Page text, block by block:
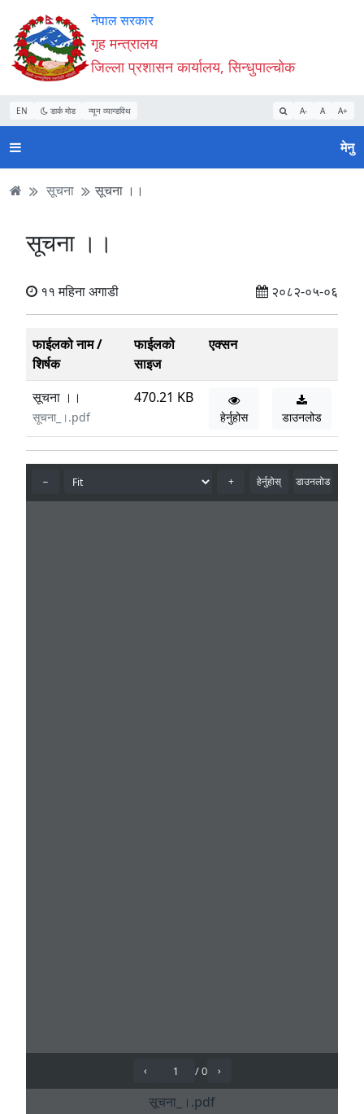
Accessibility
Mode
सुरु
गर्नुहोस्
सामाग्री
पढ्नुहाेस्
नेभिगेसन
पढ्नुहाेस्
वेबसाइट
खोजमा
जानुहोस्
नेपाल सरकार
गृह मन्त्रालय
जिल्ला प्रशासन कार्यालय, सिन्धुपाल्चोक
EN डार्क मोड न्यून व्यान्डविथ A- A A+
मेनु
सूचना सूचना ।।
सूचना ।।
११ महिना अगाडी २०८२-०५-०६
फाईलको नाम /
शिर्षक
फाईलको
साइज
एक्सन
सूचना ।।
सूचना_।.pdf
470.21 KB
हेर्नुहोस डाउनलोड